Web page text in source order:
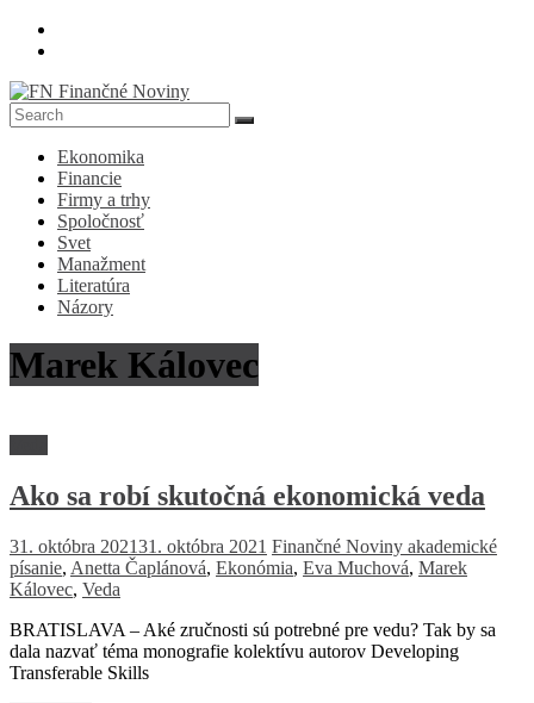
Skip
FN
Finančné
Noviny
Denník
ekonomike
spoločnosti
Ekonomika
Financie
Firmy a trhy
Spoločnosť
Svet
Manažment
Literatúra
Názory
Marek Kálovec
Ako sa robí skutočná ekonomická veda
31. októbra 202131. októbra 2021 Finančné Noviny akademické
písanie, Anetta Čaplánová, Ekonómia, Eva Muchová, Marek
Kálovec, Veda
BRATISLAVA – Aké zručnosti sú potrebné pre vedu? Tak by sa
dala nazvať téma monografie kolektívu autorov Developing
Transferable Skills